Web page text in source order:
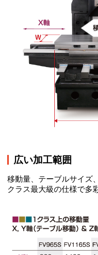
広い加工範囲
移動量、テーブルサイズ
クラス最大級の仕様で多